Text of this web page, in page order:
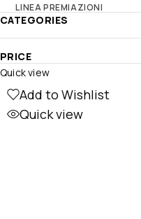
LINEA PREMIAZIONI
CATEGORIES
PRICE
Add to Wishlist
Quick view
Quick view